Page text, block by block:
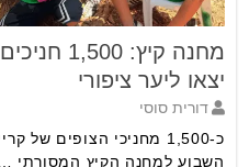
מחנה קיץ:
יצאו ליער ציפורי
דורית סוסי
כ-1,500 מחניכי הצופים
השבוע למחנה הקיץ המסורתי …